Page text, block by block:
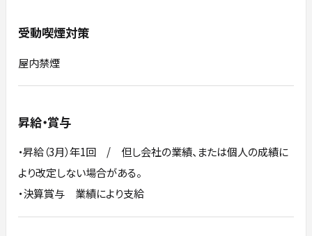
受動喫煙対策
屋内禁煙
昇給・賞与
・昇給（3月）年1回 / 但し会社の業績、または個人の成績に
より改定しない場合がある。
・決算賞与 業績により支給